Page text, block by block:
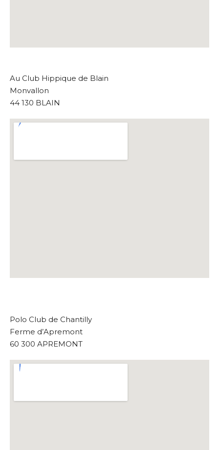
Au Club Hippique de Blain
Monvallon
44 130 BLAIN
Polo Club de Chantilly
Ferme d’Apremont
60 300 APREMONT